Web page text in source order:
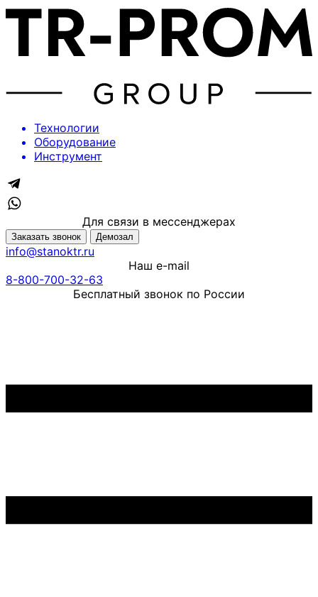
Технологии
Оборудование
Инструмент
Для связи в мессенджерах
Заказать звонок Демозал
info@stanoktr.ru
Наш e-mail
8-800-700-32-63
Бесплатный звонок по России